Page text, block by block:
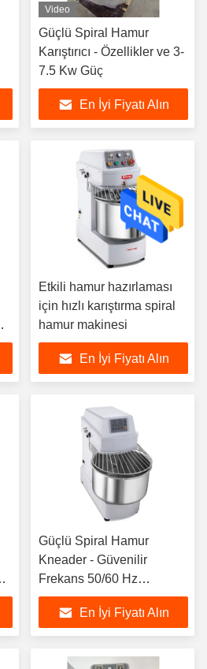
Video
Güçlü Spiral Hamur
Karıştırıcı - Özellikler ve 3-
7.5 Kw Güç
En İyi Fiyatı Alın
Etkili hamur hazırlaması
için hızlı karıştırma spiral
hamur makinesi
En İyi Fiyatı Alın
Güçlü Spiral Hamur
Kneader - Güvenilir
Frekans 50/60 Hz
İşlevselliği
En İyi Fiyatı Alın